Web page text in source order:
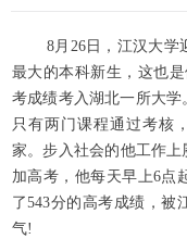
8月26日，江汉大学
最大的本科新生，这也
考成绩考入湖北一所大
只有两门课程通过考核
家。步入社会的他工作上
加高考，他每天早上6点
了543分的高考成绩，被
气!